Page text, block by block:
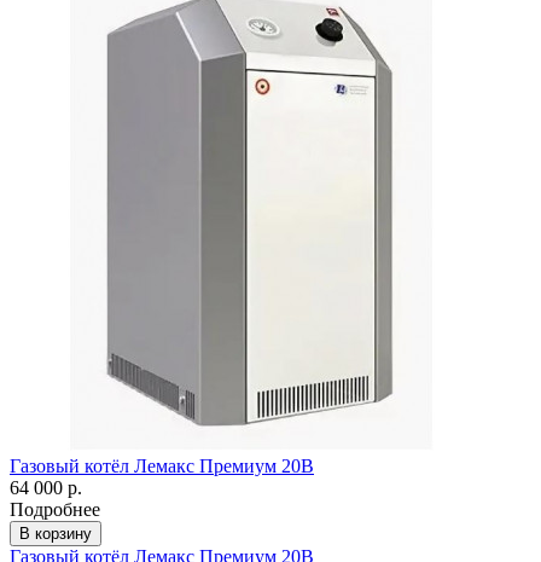
Газовый котёл Лемакс Премиум 20В
64 000 р.
Подробнее
В корзину
Газовый котёл Лемакс Премиум 20В